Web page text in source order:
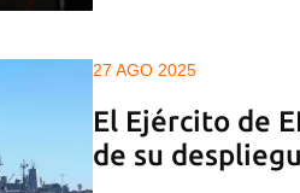
27 AGO 2025
El Ejército de
de su